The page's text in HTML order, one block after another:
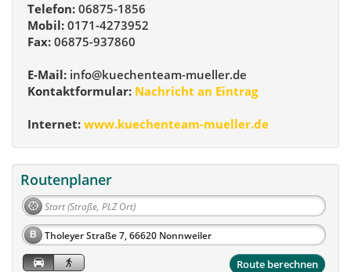
Telefon: 06875-1856
Mobil: 0171-4273952
Fax: 06875-937860
E-Mail: info@kuechenteam-mueller.de
Kontaktformular: Nachricht an Eintrag
Internet: www.kuechenteam-mueller.de
Routenplaner
B
Route berechnen